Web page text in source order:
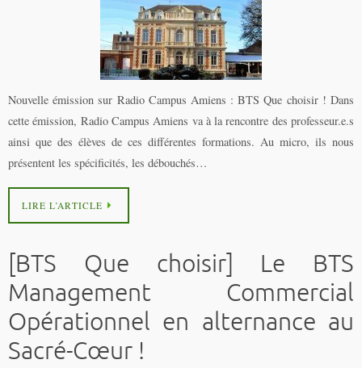
Nouvelle émission sur Radio Campus Amiens : BTS Que choisir ! Dans
cette émission, Radio Campus Amiens va à la rencontre des professeur.e.s
ainsi que des élèves de ces différentes formations. Au micro, ils nous
présentent les spécificités, les débouchés…
LIRE L’ARTICLE
[BTS Que choisir] Le BTS
Management Commercial
Opérationnel en alternance au
Sacré-Cœur !